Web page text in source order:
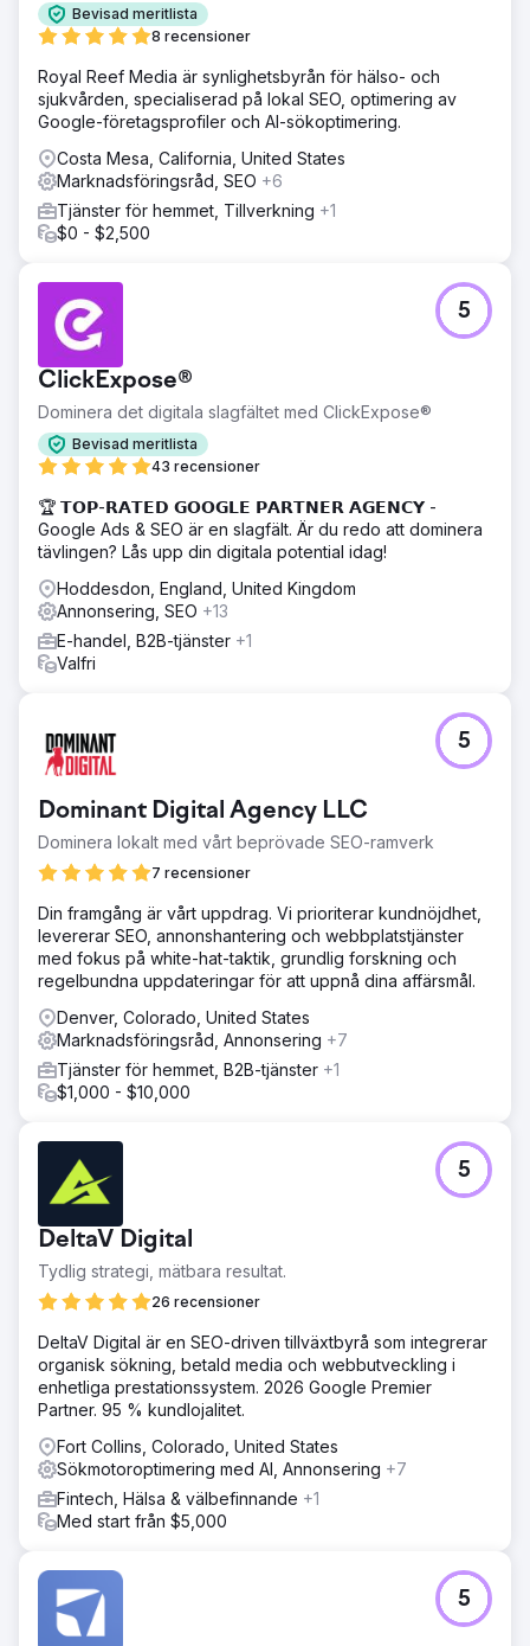
Bevisad meritlista
8 recensioner
Royal Reef Media är synlighetsbyrån för hälso- och
sjukvården, specialiserad på lokal SEO, optimering av
Google-företagsprofiler och AI-sökoptimering.
Costa Mesa, California, United States
Marknadsföringsråd, SEO +6
Tjänster för hemmet, Tillverkning +1
$0 - $2,500
ClickExpose®
Dominera det digitala slagfältet med ClickExpose®
Bevisad meritlista
43 recensioner
5
🏆 𝗧𝗢𝗣-𝗥𝗔𝗧𝗘𝗗 𝗚𝗢𝗢𝗚𝗟𝗘 𝗣𝗔𝗥𝗧𝗡𝗘𝗥 𝗔𝗚𝗘𝗡𝗖𝗬 -
Google Ads & SEO är en slagfält. Är du redo att dominera
tävlingen? Lås upp din digitala potential idag!
Hoddesdon, England, United Kingdom
Annonsering, SEO +13
E-handel, B2B-tjänster +1
Valfri
Dominant Digital Agency LLC
Dominera lokalt med vårt beprövade SEO-ramverk
7 recensioner
5
Din framgång är vårt uppdrag. Vi prioriterar kundnöjdhet,
levererar SEO, annonshantering och webbplatstjänster
med fokus på white-hat-taktik, grundlig forskning och
regelbundna uppdateringar för att uppnå dina affärsmål.
Denver, Colorado, United States
Marknadsföringsråd, Annonsering +7
Tjänster för hemmet, B2B-tjänster +1
$1,000 - $10,000
DeltaV Digital
Tydlig strategi, mätbara resultat.
26 recensioner
5
DeltaV Digital är en SEO-driven tillväxtbyrå som integrerar
organisk sökning, betald media och webbutveckling i
enhetliga prestationssystem. 2026 Google Premier
Partner. 95 % kundlojalitet.
Fort Collins, Colorado, United States
Sökmotoroptimering med AI, Annonsering +7
Fintech, Hälsa & välbefinnande +1
Med start från $5,000
5